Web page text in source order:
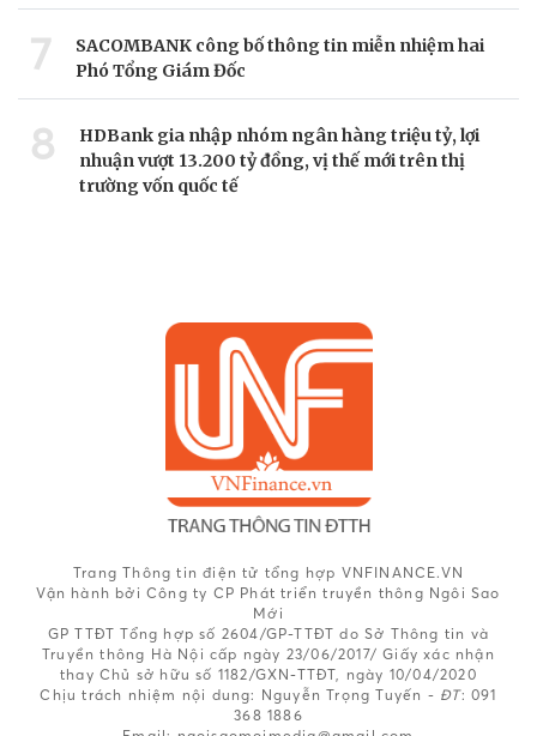
7
SACOMBANK công bố thông tin miễn nhiệm hai
Phó Tổng Giám Đốc
8
HDBank gia nhập nhóm ngân hàng triệu tỷ, lợi
nhuận vượt 13.200 tỷ đồng, vị thế mới trên thị
trường vốn quốc tế
Trang Thông tin điện tử tổng hợp VNFINANCE.VN
Vận hành bởi Công ty CP Phát triển truyền thông Ngôi Sao
Mới
GP TTĐT Tổng hợp số 2604/GP-TTĐT do Sở Thông tin và
Truyền thông Hà Nội cấp ngày 23/06/2017/ Giấy xác nhận
thay Chủ sở hữu số 1182/GXN-TTĐT, ngày 10/04/2020
Chịu trách nhiệm nội dung: Nguyễn Trọng Tuyến - ĐT: 091
368 1886